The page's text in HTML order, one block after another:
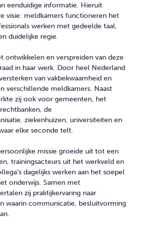
eenduidige informatie. Hieruit
visie: meldkamers functioneren het
werken met gedeelde taal,
duidelijke regie.
ontwikkelen en verspreiden van deze
in haar werk. Door heel Nederland
van vakbekwaamheid en
verschillende meldkamers. Naast
zij ook voor gemeenten, het
de
ziekenhuizen, universiteiten en
elke seconde telt.
missie groeide uit tot een
trainingsacteurs uit het werkveld en
dagelijks werken aan het soepel
onderwijs. Samen met
zij praktijkervaring naar
waarin communicatie, besluitvorming